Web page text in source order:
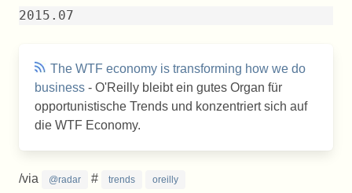
2015.07
The WTF economy is transforming how we do
business - O'Reilly bleibt ein gutes Organ für
opportunistische Trends und konzentriert sich auf
die WTF Economy.
/via @radar # trends oreilly